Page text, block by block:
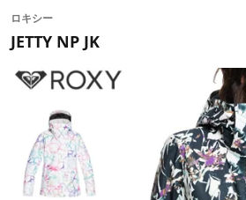
ロキシー
JETTY NP JK